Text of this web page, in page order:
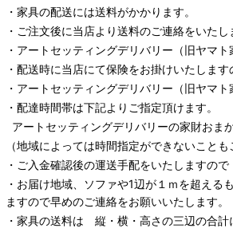
・家具の配送には送料がかかります。
・ご注文後に当店より送料のご連絡をいたし
・ アートセッティングデリバリー （旧ヤマト
・配送時に当店にて保険をお掛けいたします
・ アートセッティングデリバリー （旧ヤマト
・配達時間帯は下記よりご指定頂けます。
アートセッティングデリバリーの家財おま
（地域によっては時間指定ができないこと
・ご入金確認後の運送手配をいたしますの
・お届け地域、ソファや1辺が１ｍを超え
ますので早めのご連絡をお願いいたします。
・家具の送料は 縦・横・高さの三辺の合